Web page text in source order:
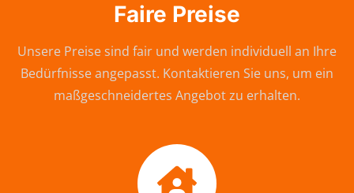
Faire Preise
Unsere Preise sind fair und werden individuell an Ihre
Bedürfnisse angepasst. Kontaktieren Sie uns, um ein
maßgeschneidertes Angebot zu erhalten.